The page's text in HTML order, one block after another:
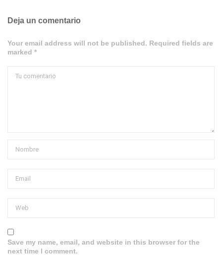
Deja un comentario
Your email address will not be published. Required fields are
marked *
Save my name, email, and website in this browser for the
next time I comment.